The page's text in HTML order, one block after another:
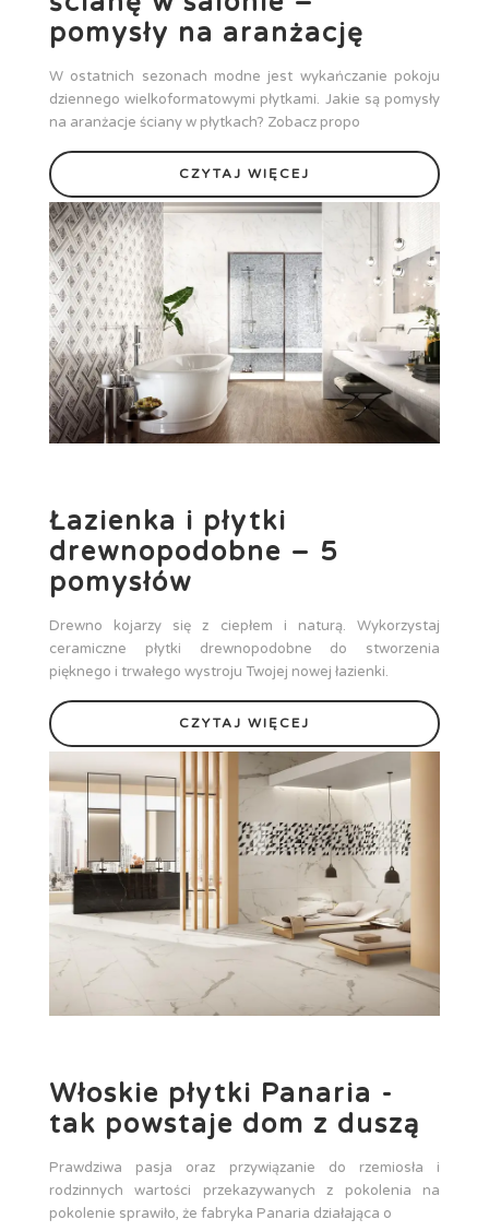
pomysły na aranżację
W ostatnich sezonach modne jest wykańczanie pokoju
dziennego wielkoformatowymi płytkami. Jakie są pomysły
na aranżacje ściany w płytkach? Zobacz propo
CZYTAJ WIĘCEJ
Łazienka i płytki
drewnopodobne – 5
pomysłów
Drewno kojarzy się z ciepłem i naturą. Wykorzystaj
ceramiczne płytki drewnopodobne do stworzenia
pięknego i trwałego wystroju Twojej nowej łazienki.
CZYTAJ WIĘCEJ
Włoskie płytki Panaria -
tak powstaje dom z duszą
Prawdziwa pasja oraz przywiązanie do rzemiosła i
rodzinnych wartości przekazywanych z pokolenia na
pokolenie sprawiło, że fabryka Panaria działająca o